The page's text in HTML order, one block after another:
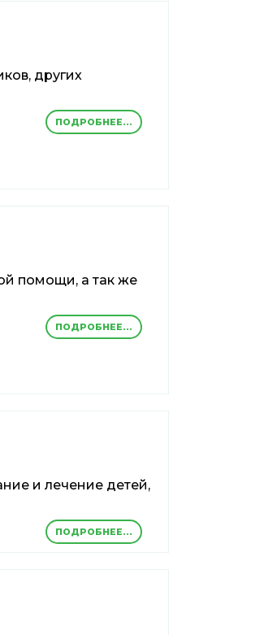
других
ПОДРОБНЕЕ...
помощи, а так же
ПОДРОБНЕЕ...
и лечение детей,
ПОДРОБНЕЕ...